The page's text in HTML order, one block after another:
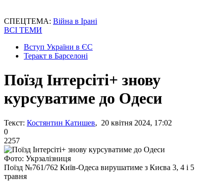
СПЕЦТЕМА: Війна в Ірані
ВСІ ТЕМИ
Вступ України в ЄС
Теракт в Барселоні
Поїзд Інтерсіті+ знову
курсуватиме до Одеси
Текст: Костянтин Катишев, 20 квітня 2024, 17:02
0
2257
Фото: Укрзалізниця
Поїзд №761/762 Київ-Одеса вирушатиме з Києва 3, 4 і 5
травня